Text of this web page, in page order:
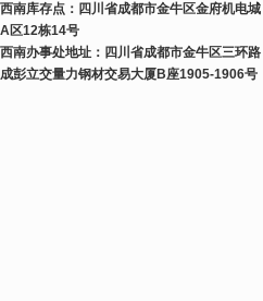
西南库存点：四川省成都市金牛区金府机电城
A区12栋14号
西南办事处地址：四川省成都市金牛区三环路
成彭立交量力钢材交易大厦B座1905-1906号